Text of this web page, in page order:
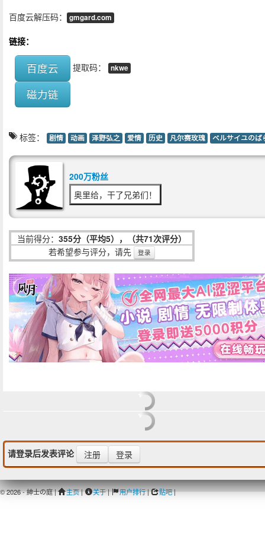
百度云解压码： gmgard.com
链接：
百度云 提取码： nkwe
磁力链
标签： 剧情 动画 泽野弘之 爱情 历史 凡尔赛玫瑰 ベルサイユのば
200万粉丝
奥里给，干了兄弟们！
当前得分： 355分（平均5），（共71次评分）
若希望参与评分，请先
登录
请登录后发表评论 注册 登录
© 2026 - 紳士の庭 | 主页| 关于| 用户排行| 贴吧|